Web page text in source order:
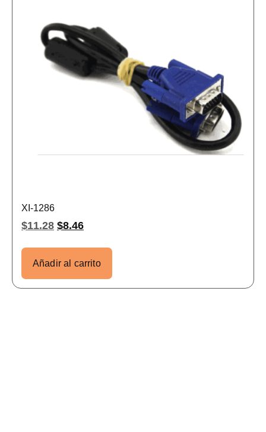
XI-1286
$11.28 $8.46
Añadir al carrito